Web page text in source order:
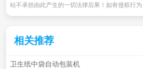
站不承担由此产生的一切法律后果！如有侵权行
相关推荐
卫生纸中袋自动包装机